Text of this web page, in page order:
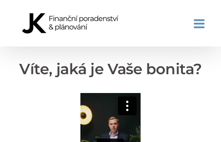
obsah
Víte, jaká je Vaše bonita?